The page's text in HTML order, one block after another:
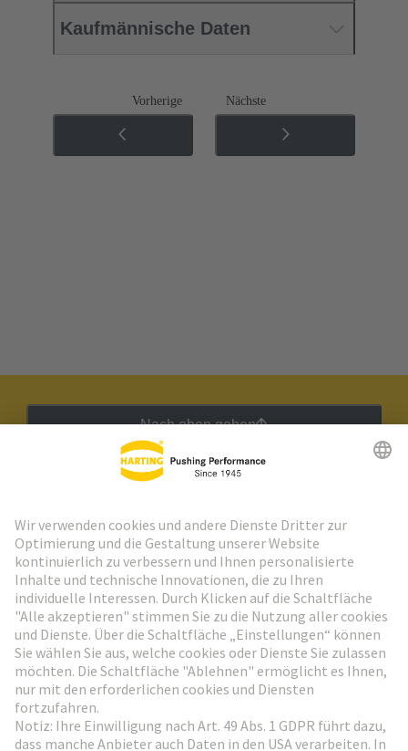
Kaufmännische Daten
Vorherige Nächste
Nach oben gehen
Weiter zur Anmeldung
Social Media